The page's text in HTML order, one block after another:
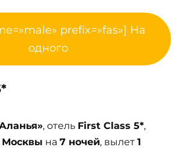
prefix=»fas»] На
одного
, отель First Class 5*,
Москвы на 7 ночей, вылет 1